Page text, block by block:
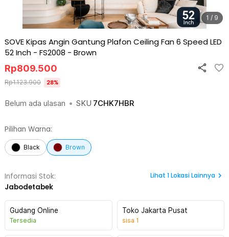
1 / 9
SOVE Kipas Angin Gantung Plafon Ceiling Fan 6 Speed LED
52 Inch - FS2008 - Brown
Belum ada ulasan • SKU 7CHK7HBR
Rp809.500
Rp1.123.900 28%
Pilihan Warna:
Black Brown
Informasi Stok:
Jabodetabek
Lihat 1Lokasi Lainnya
Gudang Online
Tersedia
Toko Jakarta Pusat
sisa 1